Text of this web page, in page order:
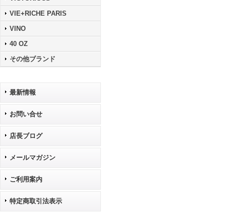
VIE+RICHE PARIS
VINO
40 OZ
その他ブランド
最新情報
お問い合せ
店長ブログ
メールマガジン
ご利用案内
特定商取引法表示